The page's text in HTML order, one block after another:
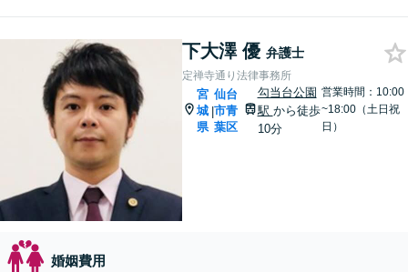
下大澤 優 弁護士
定禅寺通り法律事務所
宮
城
県
|
仙台
市青
葉区
勾当台公園
駅 から徒歩
10分
営業時間：10:00
~18:00（土日祝
日）
婚姻費用